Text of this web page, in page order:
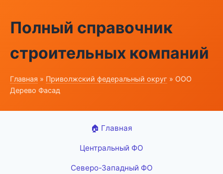
Полный справочник
строительных компаний
Главная » Приволжский федеральный округ » ООО
Дерево Фасад
🏠 Главная
Центральный ФО
Северо-Западный ФО